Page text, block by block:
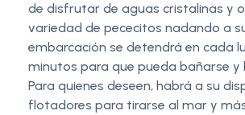
de disfrutar de aguas cristalinas y
variedad de pececitos nadando a
embarcación se detendrá en cada
minutos para que pueda bañarse y
Para quienes deseen, habrá a su
flotadores para tirarse al mar y